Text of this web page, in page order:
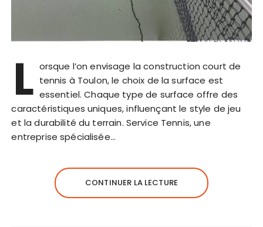
L orsque l’on envisage la construction court de
tennis à Toulon, le choix de la surface est
essentiel. Chaque type de surface offre des
caractéristiques uniques, influençant le style de jeu
et la durabilité du terrain. Service Tennis, une
entreprise spécialisée…
CONTINUER LA LECTURE